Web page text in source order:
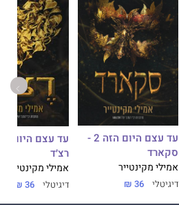
עד עצם היום הזה 2 -
סקארד
אמילי מקינטייר
דיגיטלי 36 ₪
רצ׳ד
אמילי מקינטייר
דיגיטלי 36 ₪